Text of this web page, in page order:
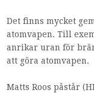
Det finns mycket
atomvapen. Till
anrikar uran för
att göra atomvapen.
Matts Roos påstår